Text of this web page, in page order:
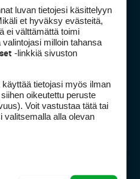
mediakortti
yhteystiedot
luvan tietojesi käsittelyyn
et hyväksy evästeitä,
ei välttämättä toimi
milloin tahansa
-linkkiä sivuston
tietojasi myös ilman
oikeutettu peruste
Voit vastustaa tätä tai
valitsemalla alla olevan